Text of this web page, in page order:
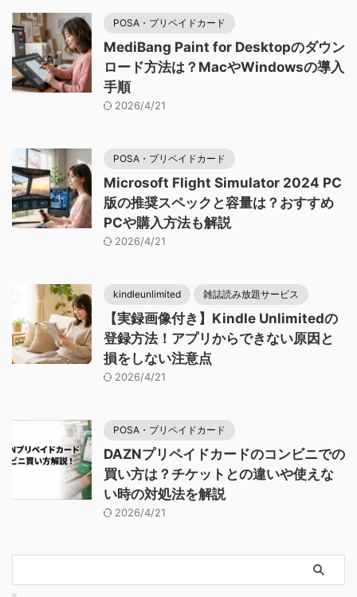
POSA・プリペイドカード
MediBang Paint for Desktopのダウン
ロード方法は？MacやWindowsの導入
手順
2026/4/21
POSA・プリペイドカード
Microsoft Flight Simulator 2024 PC
版の推奨スペックと容量は？おすすめ
PCや購入方法も解説
2026/4/21
kindleunlimited 雑誌読み放題サービス
【実録画像付き】Kindle Unlimitedの
登録方法！アプリからできない原因と
損をしない注意点
2026/4/21
POSA・プリペイドカード
DAZNプリペイドカードのコンビニでの
買い方は？チケットとの違いや使えな
い時の対処法を解説
2026/4/21